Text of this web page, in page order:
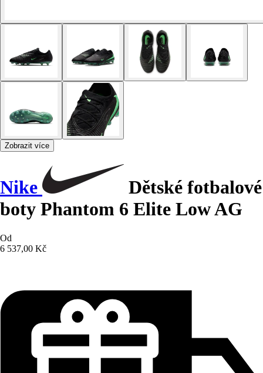
Zobrazit více
Nike
Dětské fotbalové
boty Phantom 6 Elite Low AG
Od
6 537,00 Kč